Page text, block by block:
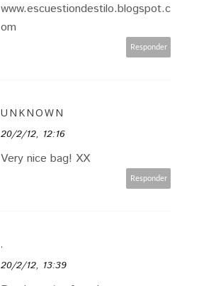
www.escuestiondestilo.blogspot.c
om
Responder
UNKNOWN
20/2/12, 12:16
Very nice bag! XX
Responder
.
20/2/12, 13:39